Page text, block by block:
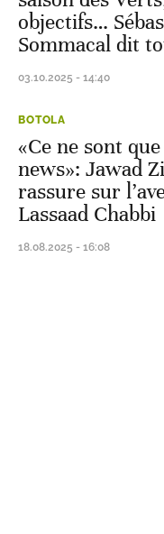
objectifs…
Sommacal dit
03.10.2025 - 14:40
BOTOLA
«Ce ne sont
news»: Jawad
rassure sur
Lassaad Chabbi
18.08.2025 - 16:08